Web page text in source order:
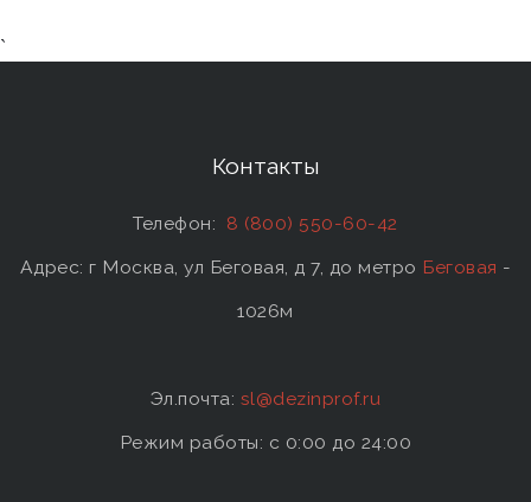
`
Контакты
Телефон: 8 (800) 550-60-42
Адрес: г Москва, ул Беговая, д 7, до метро Беговая -
1026м
Эл.почта: sl@dezinprof.ru
Режим работы: c 0:00 до 24:00